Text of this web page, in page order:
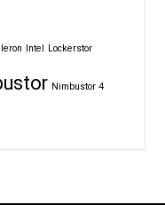
Intel Lockerstor
Nimbustor 4